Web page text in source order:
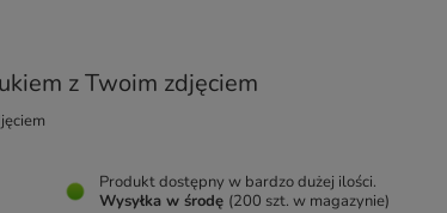
z Twoim zdjęciem
Produkt dostępny w bardzo dużej ilości
Wysyłka w środę (200 szt. w magazynie)